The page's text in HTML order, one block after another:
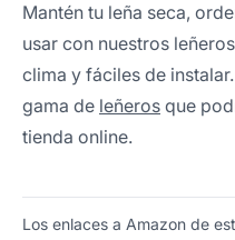
Mantén tu leña seca,
usar con nuestros
clima y fáciles de
gama de leñeros que
tienda online.
Los enlaces a Amazon de